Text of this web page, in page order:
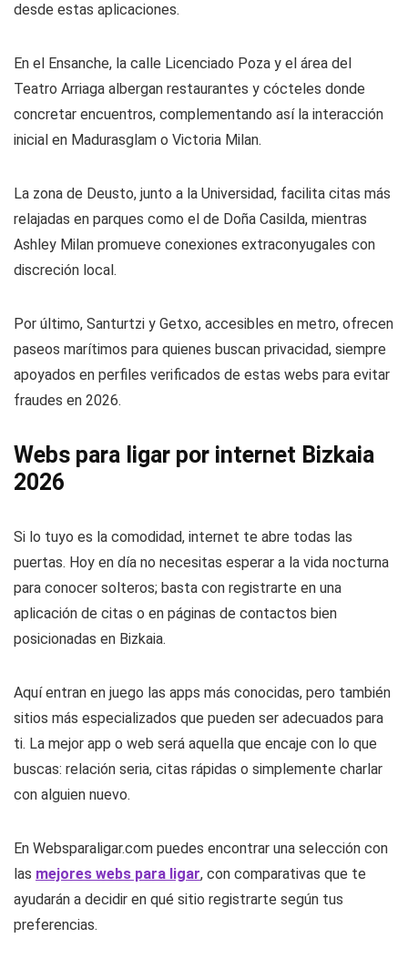
desde estas aplicaciones.
En el Ensanche, la calle Licenciado Poza y el área del
Teatro Arriaga albergan restaurantes y cócteles donde
concretar encuentros, complementando así la interacción
inicial en Madurasglam o Victoria Milan.
La zona de Deusto, junto a la Universidad, facilita citas más
relajadas en parques como el de Doña Casilda, mientras
Ashley Milan promueve conexiones extraconyugales con
discreción local.
Por último, Santurtzi y Getxo, accesibles en metro, ofrecen
paseos marítimos para quienes buscan privacidad, siempre
apoyados en perfiles verificados de estas webs para evitar
fraudes en 2026.
Webs para ligar por internet Bizkaia
2026
Si lo tuyo es la comodidad, internet te abre todas las
puertas. Hoy en día no necesitas esperar a la vida nocturna
para conocer solteros; basta con registrarte en una
aplicación de citas o en páginas de contactos bien
posicionadas en Bizkaia.
Aquí entran en juego las apps más conocidas, pero también
sitios más especializados que pueden ser adecuados para
ti. La mejor app o web será aquella que encaje con lo que
buscas: relación seria, citas rápidas o simplemente charlar
con alguien nuevo.
En Websparaligar.com puedes encontrar una selección con
las mejores webs para ligar, con comparativas que te
ayudarán a decidir en qué sitio registrarte según tus
preferencias.